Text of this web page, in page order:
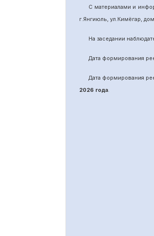
С материалами и
г.Янгиюль, ул.Кимёгар,
На заседании
Дата формирования
Дата формирования
2026 года.